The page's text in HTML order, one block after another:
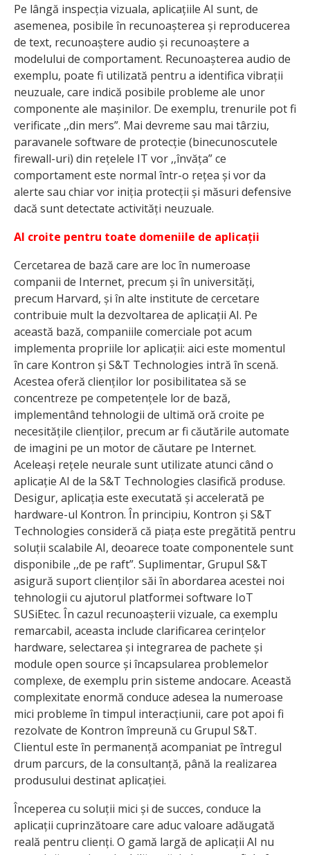
Pe lângă inspecția vizuala, aplicațiile AI sunt, de
asemenea, posibile în recunoașterea și reproducerea
de text, recunoaștere audio și recunoaștere a
modelului de comportament. Recunoașterea audio de
exemplu, poate fi utilizată pentru a identifica vibrații
neuzuale, care indică posibile probleme ale unor
componente ale mașinilor. De exemplu, trenurile pot fi
verificate ,,din mers”. Mai devreme sau mai târziu,
paravanele software de protecție (binecunoscutele
firewall-uri) din rețelele IT vor ,,învăța” ce
comportament este normal într-o rețea și vor da
alerte sau chiar vor iniția protecții și măsuri defensive
dacă sunt detectate activități neuzuale.
AI croite pentru toate domeniile de aplicații
Cercetarea de bază care are loc în numeroase
companii de Internet, precum și în universități,
precum Harvard, și în alte institute de cercetare
contribuie mult la dezvoltarea de aplicații AI. Pe
această bază, companiile comerciale pot acum
implementa propriile lor aplicații: aici este momentul
în care Kontron și S&T Technologies intră în scenă.
Acestea oferă clienților lor posibilitatea să se
concentreze pe competențele lor de bază,
implementând tehnologii de ultimă oră croite pe
necesitățile clienților, precum ar fi căutările automate
de imagini pe un motor de căutare pe Internet.
Aceleași rețele neurale sunt utilizate atunci când o
aplicație AI de la S&T Technologies clasifică produse.
Desigur, aplicația este executată și accelerată pe
hardware-ul Kontron. În principiu, Kontron și S&T
Technologies consideră că piața este pregătită pentru
soluții scalabile AI, deoarece toate componentele sunt
disponibile ,,de pe raft”. Suplimentar, Grupul S&T
asigură suport clienților săi în abordarea acestei noi
tehnologii cu ajutorul platformei software IoT
SUSiEtec. În cazul recunoașterii vizuale, ca exemplu
remarcabil, aceasta include clarificarea cerințelor
hardware, selectarea și integrarea de pachete și
module open source și încapsularea problemelor
complexe, de exemplu prin sisteme andocare. Această
complexitate enormă conduce adesea la numeroase
mici probleme în timpul interacțiunii, care pot apoi fi
rezolvate de Kontron împreună cu Grupul S&T.
Clientul este în permanență acompaniat pe întregul
drum parcurs, de la consultanță, până la realizarea
produsului destinat aplicației.
Începerea cu soluții mici și de succes, conduce la
aplicații cuprinzătoare care aduc valoare adăugată
reală pentru clienți. O gamă largă de aplicații AI nu